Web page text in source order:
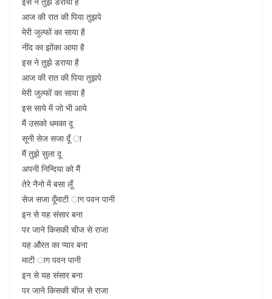
आज की रात की पिया तुझपे
मेरी जुल्फों का साया है
नींद का झोंका आया है
इस ने तुझे डराया है
आज की रात की पिया तुझपे
मेरी जुल्फों का साया है
इस साये में जो भी आये
मैं उसको धमका दू
सूनी सेज सजा दूँ ा
मैं तुझे सुला दू
अपनी निन्दिया को मैं
तेरे नैनो में बसा लूँ
सेज सजा दूँमाटी ाग पवन पानी
इन से यह संसार बना
पर जाने किसकी चीज से राजा
यह औरत का प्यार बना
माटी ाग पवन पानी
इन से यह संसार बना
पर जाने किसकी चीज से राजा